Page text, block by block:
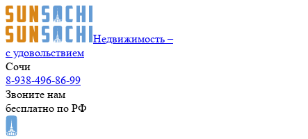
Недвижимость –
с удовольствием
Сочи
8-938-496-86-99
Звоните нам
бесплатно по РФ